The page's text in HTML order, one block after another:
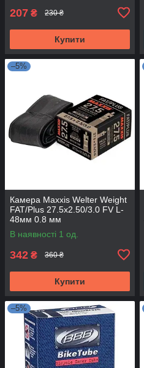
207 ₴ 230 ₴
Купити
–5%
Камера Maxxis Welter Weight
FAT/Plus 27.5x2.50/3.0 FV L-
48мм 0.8 мм
В наявності 1 од.
342 ₴ 360 ₴
Купити
–5%